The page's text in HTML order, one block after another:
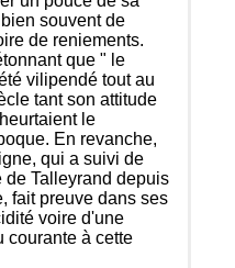
souvent de
de reniements.
que " le
vilipendé tout au
tant son attitude
le
En revanche,
qui a suivi de
Talleyrand depuis
fait preuve dans ses
voire d'une
courante à cette